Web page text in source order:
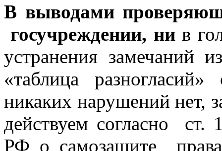
В выводами
госучреждении, нив
устранения замечаний
«таблица
никаких нарушений
действуем согласно ст.
РФ о самозащите